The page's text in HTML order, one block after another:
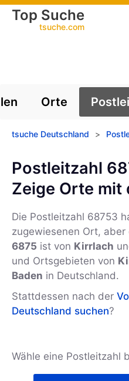
Top Suche
tsuche.com
Orte
tsuche Deutschland >
Postleitzahl
Zeige Orte mit
Die Postleitzahl 68753
zugewiesenen Ort,
6875 ist von Kirrlach
und Ortsgebieten von
Baden in Deutschland.
Stattdessen nach der
Deutschland suchen?
Wähle eine Postleitzahl